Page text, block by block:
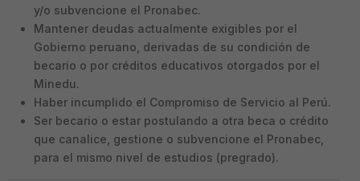
y/o subvencione el Pronabec.
Mantener deudas actualmente exigibles por el
Gobierno peruano, derivadas de su condición de
becario o por créditos educativos otorgados por el
Minedu.
Haber incumplido el Compromiso de Servicio al Perú.
Ser becario o estar postulando a otra beca o crédito
que canalice, gestione o subvencione el Pronabec,
para el mismo nivel de estudios (pregrado).